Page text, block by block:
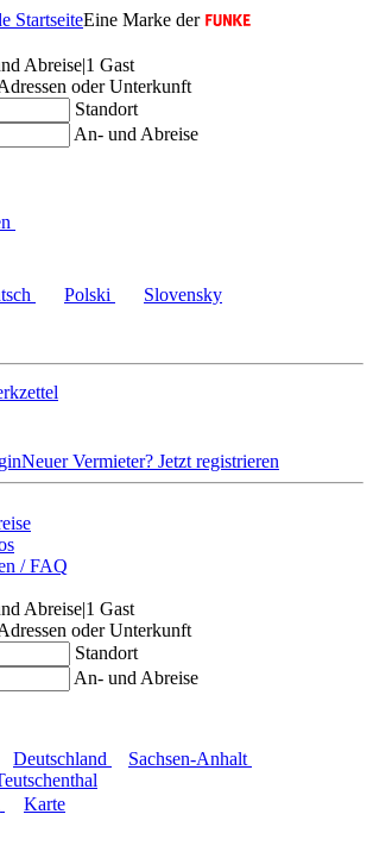
Eine Marke der
Abreise|1 Gast
oder Unterkunft
Standort
An- und Abreise
Polski Slovensky
Neuer Vermieter? Jetzt registrieren
/ FAQ
Abreise|1 Gast
oder Unterkunft
Standort
An- und Abreise
Deutschland
Sachsen-Anhalt
Karte